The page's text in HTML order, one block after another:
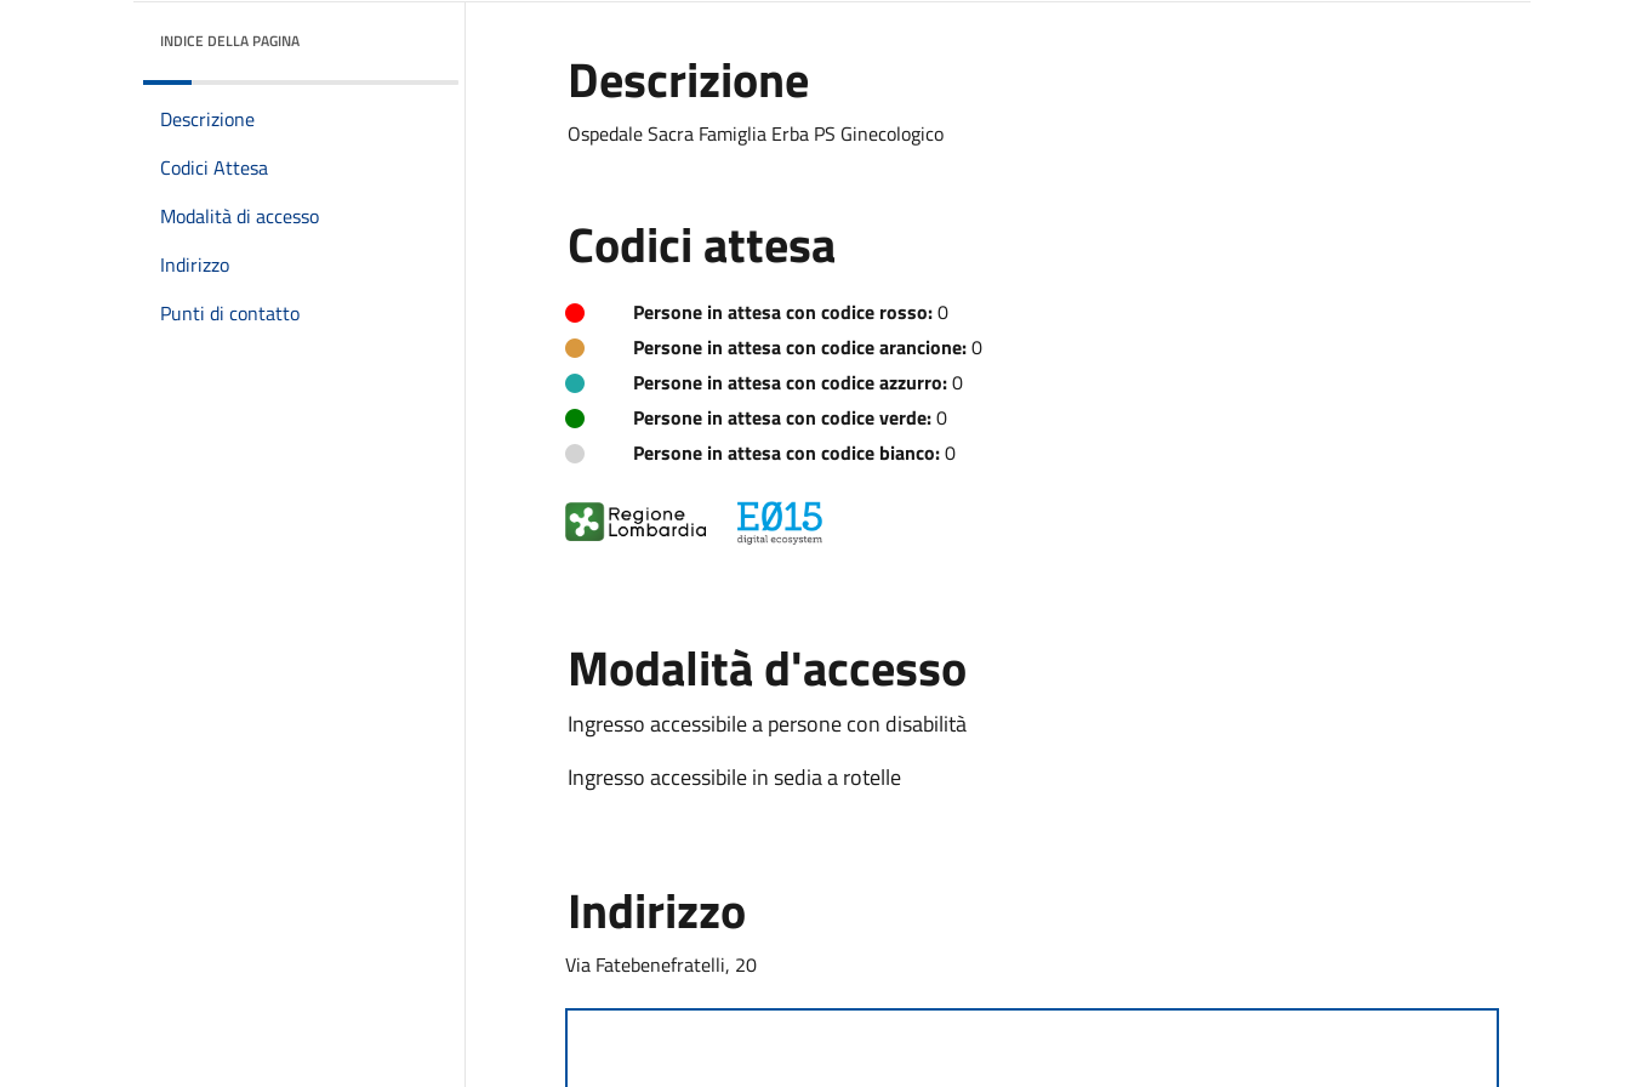
INDICE DELLA PAGINA
Descrizione
Codici Attesa
Modalità di accesso
Indirizzo
Punti di contatto
Descrizione
Ospedale Sacra Famiglia Erba PS Ginecologico
Codici attesa
Persone in attesa con codice rosso:0
Persone in attesa con codice arancione:0
Persone in attesa con codice azzurro:0
Persone in attesa con codice verde:0
Persone in attesa con codice bianco:0
Modalità d'accesso
Ingresso accessibile a persone con disabilità
Ingresso accessibile in sedia a rotelle
Indirizzo
Via Fatebenefratelli, 20